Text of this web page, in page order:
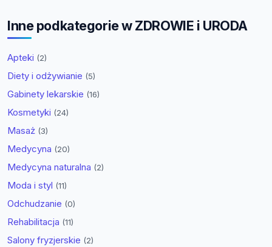
Inne podkategorie w ZDROWIE i URODA
Apteki (2)
Diety i odżywianie (5)
Gabinety lekarskie (16)
Kosmetyki (24)
Masaż (3)
Medycyna (20)
Medycyna naturalna (2)
Moda i styl (11)
Odchudzanie (0)
Rehabilitacja (11)
Salony fryzjerskie (2)